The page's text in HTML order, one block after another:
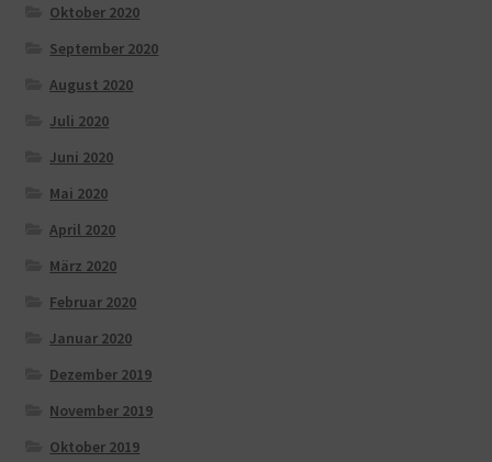
Oktober 2020
September 2020
August 2020
Juli 2020
Juni 2020
Mai 2020
April 2020
März 2020
Februar 2020
Januar 2020
Dezember 2019
November 2019
Oktober 2019